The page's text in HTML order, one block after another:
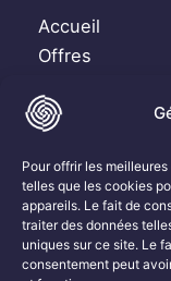
Pour offrir les
telles que les cookies
appareils. Le fait de
traiter des données
uniques sur ce site. Le
consentement peut
Accueil
Offres
Ressources
Email :
Suivez-moi sur